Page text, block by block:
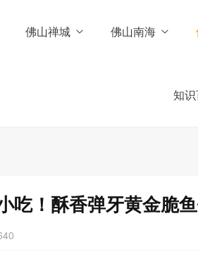
佛山禅城 佛山南海
知
吃！酥香弹牙黄金脆